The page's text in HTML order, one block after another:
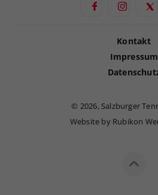
Kontakt
Impressum
© 2026, Salzburger
Website by Rubikon